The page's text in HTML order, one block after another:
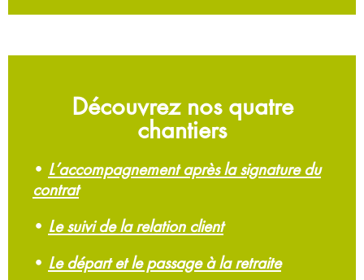
Découvrez nos quatre
chantiers
• L’accompagnement après la signature du
contrat
• Le suivi de la relation client
• Le départ et le passage à la retraite